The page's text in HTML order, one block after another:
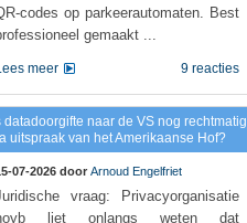
codes op parkeerautomaten. Best
gemaakt ...
9 reacties
meer
datadoorgifte naar de VS nog rechtmatig
uitspraak van het Amerikaanse Hof?
07-2026 door Arnoud Engelfriet
vraag: Privacyorganisatie
liet onlangs weten dat